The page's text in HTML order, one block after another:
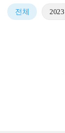
전체 2023